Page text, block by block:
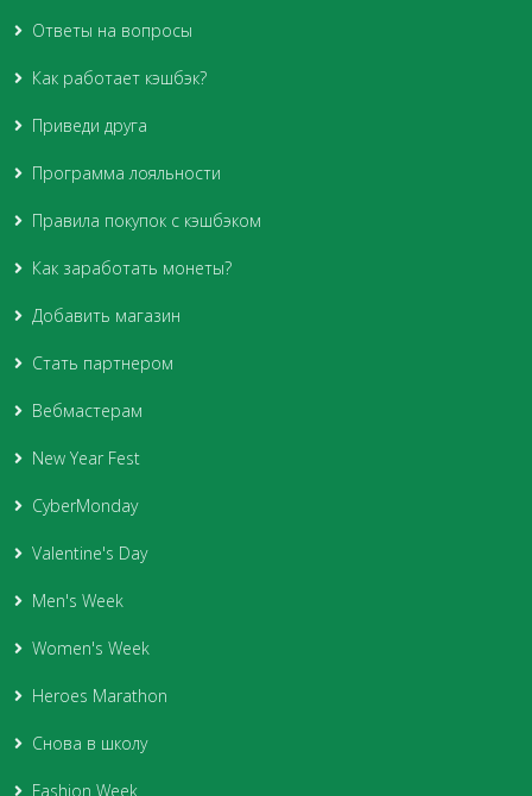
Ответы на вопросы
Как работает кэшбэк?
Приведи друга
Программа лояльности
Правила покупок с кэшбэком
Как заработать монеты?
Добавить магазин
Стать партнером
Вебмастерам
New Year Fest
CyberMonday
Valentine's Day
Men's Week
Women's Week
Heroes Marathon
Снова в школу
Fashion Week